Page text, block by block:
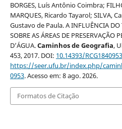
BORGES, Luís Antônio Coimbra;
MARQUES, Ricardo Tayarol; SILVA,
Gustavo de Paula. A INFLUÊNCIA
SOBRE AS ÁREAS DE PRESERVAÇÃO
D’ÁGUA.Caminhos de Geografia,
453, 2017. DOI: 10.14393/RCG1840953
https://seer.ufu.br/index.php/
0953. Acesso em: 8 ago. 2026.
Formatos de Citação